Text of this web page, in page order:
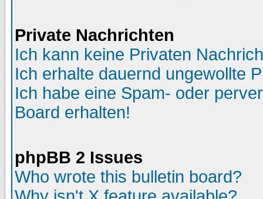
Private Nachrichten
Ich kann keine Privaten
Ich erhalte dauernd ungewollte
Ich habe eine Spam- oder
Board erhalten!
phpBB 2 Issues
Who wrote this bulletin board?